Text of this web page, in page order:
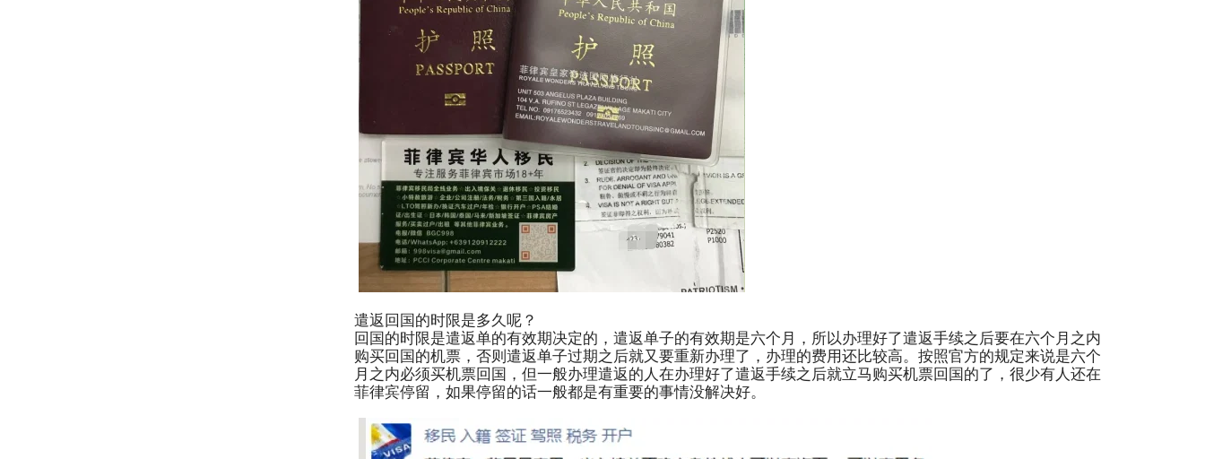
遣返回国的时限是多久呢？
回国的时限是遣返单的有效期决定的，遣返单子的有效期是六个月，所以办理好了遣返手续之后要在六个月之内
购买回国的机票，否则遣返单子过期之后就又要重新办理了，办理的费用还比较高。按照官方的规定来说是六个
月之内必须买机票回国，但一般办理遣返的人在办理好了遣返手续之后就立马购买机票回国的了，很少有人还在
菲律宾停留，如果停留的话一般都是有重要的事情没解决好。